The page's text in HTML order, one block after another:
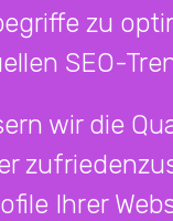
zu
SEO-
wir die
Ihrer